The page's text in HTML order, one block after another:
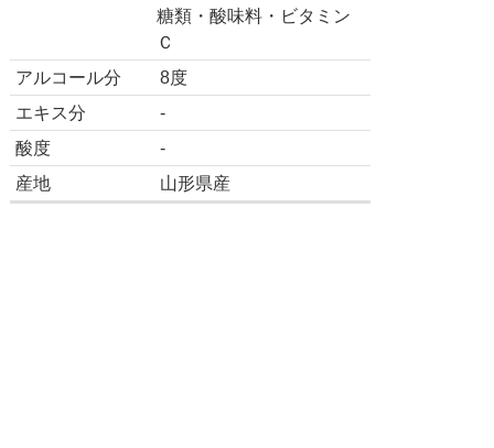
糖類・酸味料・ビタミン
Ｃ
アルコール分
8度
エキス分
-
酸度
-
産地
山形県産